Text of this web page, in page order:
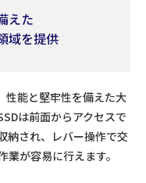
えた
域を提供
性能と堅牢性を備えた大
は前面からアクセスで
納され、レバー操作で交
が容易に行えます。